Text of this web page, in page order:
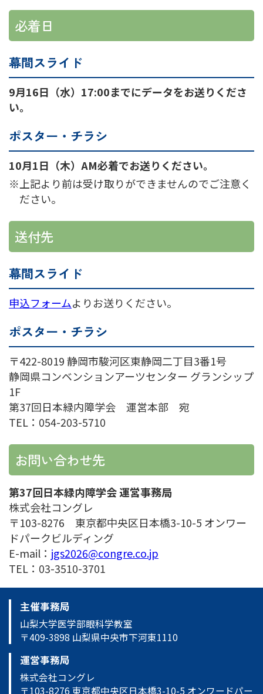
必着日
幕間スライド
9月16日（水）17:00までにデータをお送りくださ
い。
ポスター・チラシ
10月1日（木）AM必着でお送りください。
上記より前は受け取りができませんのでご注意く
ださい。
送付先
幕間スライド
申込フォームよりお送りください。
ポスター・チラシ
〒422-8019 静岡市駿河区東静岡二丁目3番1号
静岡県コンベンションアーツセンター グランシップ
1F
第37回日本緑内障学会 運営本部 宛
TEL：054-203-5710
お問い合わせ先
第37回日本緑内障学会 運営事務局
株式会社コングレ
〒103-8276 東京都中央区日本橋3-10-5 オンワー
ドパークビルディング
E-mail： jgs2026@congre.co.jp
TEL：03-3510-3701
主催事務局
山梨大学医学部眼科学教室
〒409-3898 山梨県中央市下河東1110
運営事務局
株式会社コングレ
〒103-8276 東京都中央区日本橋3-10-5 オンワードパー